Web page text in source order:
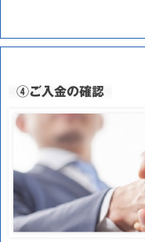
④ご入金の確認